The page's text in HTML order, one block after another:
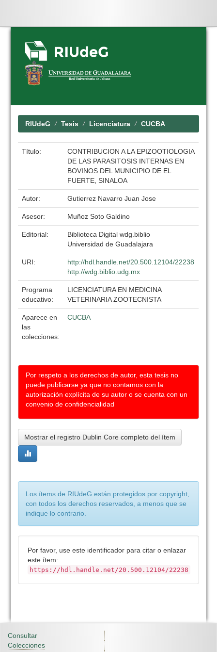
Skip
navigation
RIUdeG Tesis Licenciatura CUCBA
Título:
CONTRIBUCION A LA EPIZOOTIOLOGIA
DE LAS PARASITOSIS INTERNAS EN
BOVINOS DEL MUNICIPIO DE EL
FUERTE, SINALOA
Autor: Gutierrez Navarro Juan Jose
Asesor: Muñoz Soto Galdino
Editorial:
Biblioteca Digital wdg.biblio
Universidad de Guadalajara
URI:
http://hdl.handle.net/20.500.12104/22238
http://wdg.biblio.udg.mx
Programa
educativo:
LICENCIATURA EN MEDICINA
VETERINARIA ZOOTECNISTA
Aparece en
las
colecciones:
CUCBA
Por respeto a los derechos de autor, esta tesis no
puede publicarse ya que no contamos con la
autorización explícita de su autor o se cuenta con un
convenio de confidencialidad
Mostrar el registro Dublin Core completo del ítem
Los ítems de RIUdeG están protegidos por copyright,
con todos los derechos reservados, a menos que se
indique lo contrario.
Por favor, use este identificador para citar o enlazar
este ítem:
https://hdl.handle.net/20.500.12104/22238
Consultar
Colecciones